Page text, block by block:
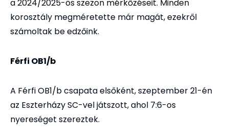
a 2024/2025-ös szezon mérkőzéseit. Minden
korosztály megméretette már magát, ezekről
számoltak be edzőink.
Férfi OB1/b
A Férfi OB1/b csapata elsőként, szeptember 21-én
az Eszterházy SC-vel játszott, ahol 7:6-os
nyereséget szereztek.